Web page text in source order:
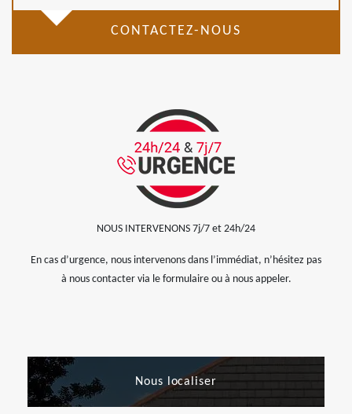
CONTACTEZ-NOUS
NOUS INTERVENONS 7j/7 et 24h/24
En cas d’urgence, nous intervenons dans l’immédiat, n’hésitez pas
à nous contacter via le formulaire ou à nous appeler.
Nous localiser